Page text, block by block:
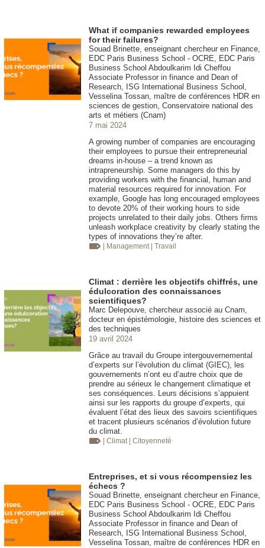
What if companies rewarded employees
for their failures?
Souad Brinette, enseignant chercheur en Finance,
EDC Paris Business School - OCRE, EDC Paris
Business School Abdoulkarim Idi Cheffou
Associate Professor in finance and Dean of
Research, ISG International Business School,
Vesselina Tossan, maître de conférences HDR en
sciences de gestion, Conservatoire national des
arts et métiers (Cnam)
7 mai 2024
A growing number of companies are encouraging
their employees to pursue their entrepreneurial
dreams in-house – a trend known as
intrapreneurship. Some managers do this by
providing workers with the financial, human and
material resources required for innovation. For
example, Google has long encouraged employees
to devote 20% of their working hours to side
projects unrelated to their daily jobs. Others firms
unleash workplace creativity by clearly stating the
types of innovations they’re after.
| Management | Travail
Climat : derrière les objectifs chiffrés, une
édulcoration des connaissances
scientifiques?
Marc Delepouve, chercheur associé au Cnam,
docteur en épistémologie, histoire des sciences et
des techniques
19 avril 2024
Grâce au travail du Groupe intergouvernemental
d’experts sur l’évolution du climat (GIEC), les
gouvernements n’ont eu d’autre choix que de
prendre au sérieux le changement climatique et
ses conséquences. Leurs décisions s’appuient
ainsi sur les rapports du groupe d’experts, qui
évaluent l’état des lieux des savoirs scientifiques
et tracent plusieurs scénarios d’évolution future
du climat.
| Climat | Citoyenneté
Entreprises, et si vous récompensiez les
échecs ?
Souad Brinette, enseignant chercheur en Finance,
EDC Paris Business School - OCRE, EDC Paris
Business School Abdoulkarim Idi Cheffou
Associate Professor in finance and Dean of
Research, ISG International Business School,
Vesselina Tossan, maître de conférences HDR en